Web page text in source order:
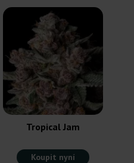
Tropical Jam
Koupit nyní